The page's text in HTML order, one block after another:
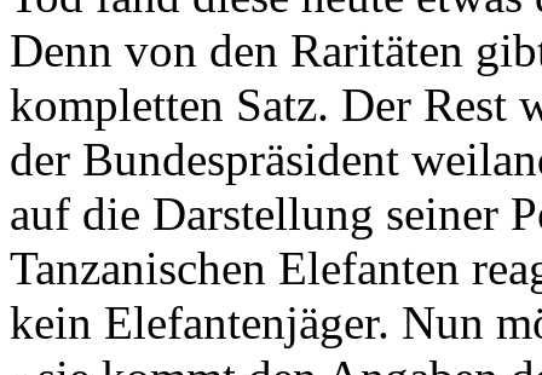
Denn von den Raritäten
kompletten Satz. Der Rest
der Bundespräsident
auf die Darstellung seiner
Tanzanischen Elefanten
kein Elefantenjäger. Nun